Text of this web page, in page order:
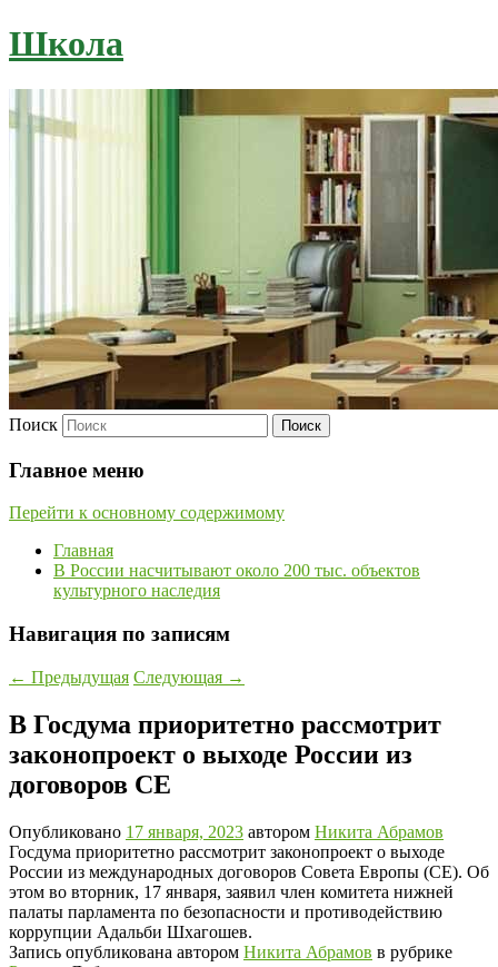
Школа
Поиск
Главное меню
Перейти к основному содержимому
Главная
В России насчитывают около 200 тыс. объектов
культурного наследия
Навигация по записям
← Предыдущая Следующая →
В Госдума приоритетно рассмотрит
законопроект о выходе России из
договоров СЕ
Опубликовано 17 января, 2023 автором Никита Абрамов
Госдума приоритетно рассмотрит законопроект о выходе
России из международных договоров Совета Европы (СЕ). Об
этом во вторник, 17 января, заявил член комитета нижней
палаты парламента по безопасности и противодействию
коррупции Адальби Шхагошев.
Запись опубликована автором Никита Абрамов в рубрике